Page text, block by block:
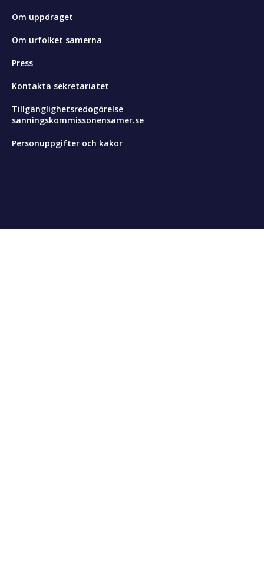
Om uppdraget
Om urfolket samerna
Press
Kontakta sekretariatet
Tillgänglighetsredogörelse
sanningskommissonensamer.se
Personuppgifter och kakor